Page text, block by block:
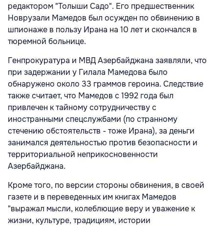
редактором "Толыши Садо". Его предшественник
Новрузали Мамедов был осужден по обвинению в
шпионаже в пользу Ирана на 10 лет и скончался в
тюремной больнице.
Генпрокуратура и МВД Азербайджана заявляли, что
при задержании у Гилала Мамедова было
обнаружено около 33 граммов героина. Следствие
также считает, что Мамедов с 1992 года был
привлечен к тайному сотрудничеству с
иностранными спецслужбами (по странному
стечению обстоятельств - тоже Ирана), за деньги
занимался деятельностью против безопасности и
территориальной неприкосновенности
Азербайджана.
Кроме того, по версии стороны обвинения, в своей
газете и в переведенных им книгах Мамедов
"выражал мысли, колеблющие веру и уважение к
жизни, культуре, традициям, истории